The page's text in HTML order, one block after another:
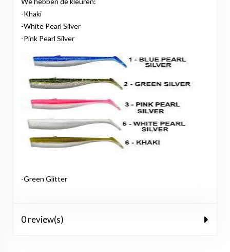
-Khaki
-White Pearl Silver
-Pink Pearl Silver
-Green Glitter
0 review(s)